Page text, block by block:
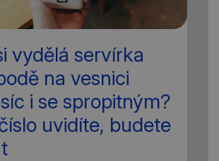
vydělá servírka
na vesnici
i se spropitným?
uvidíte, budete